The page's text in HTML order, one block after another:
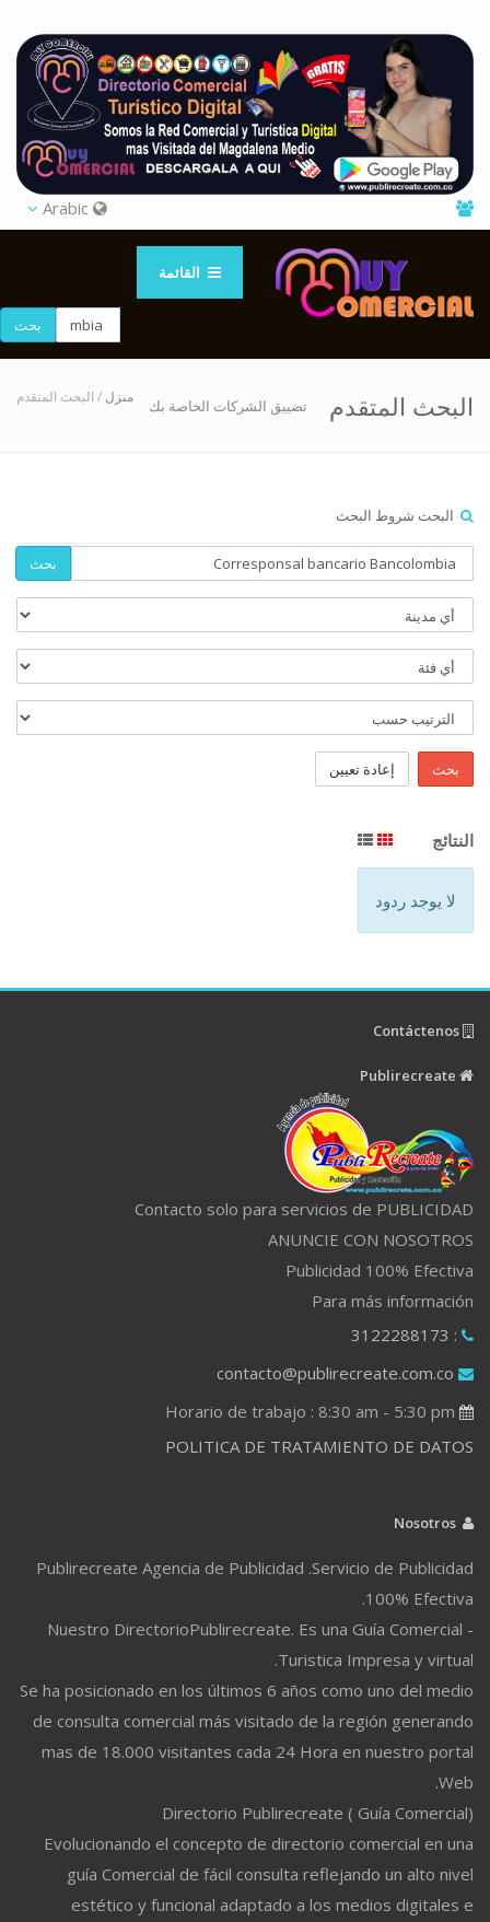
القائمة
بحث
البحث المتقدم تضييق الشركات الخاصة بك منزل / البحث المتقدم
البحث شروط البحث
بحث
بحث إعادة تعيين
النتائج
لا يوجد ردود
Contacto solo para servicios de PUBLICIDAD
ANUNCIE CON NOSOTROS
Publicidad 100% Efectiva
Para más información
: 3122288173
contacto@publirecreate.com.co
POLITICA DE TRATAMIENTO DE DATOS
Publirecreate Agencia de Publicidad .Servicio de Publicidad
100% Efectiva.
Nuestro DirectorioPublirecreate. Es una Guía Comercial -
Turistica Impresa y virtual.
Se ha posicionado en los últimos 6 años como uno del medio
de consulta comercial más visitado de la región generando
mas de 18.000 visitantes cada 24 Hora en nuestro portal
Web.
Directorio Publirecreate ( Guía Comercial)
Evolucionando el concepto de directorio comercial en una
guía Comercial de fácil consulta reflejando un alto nivel
estético y funcional adaptado a los medios digitales e